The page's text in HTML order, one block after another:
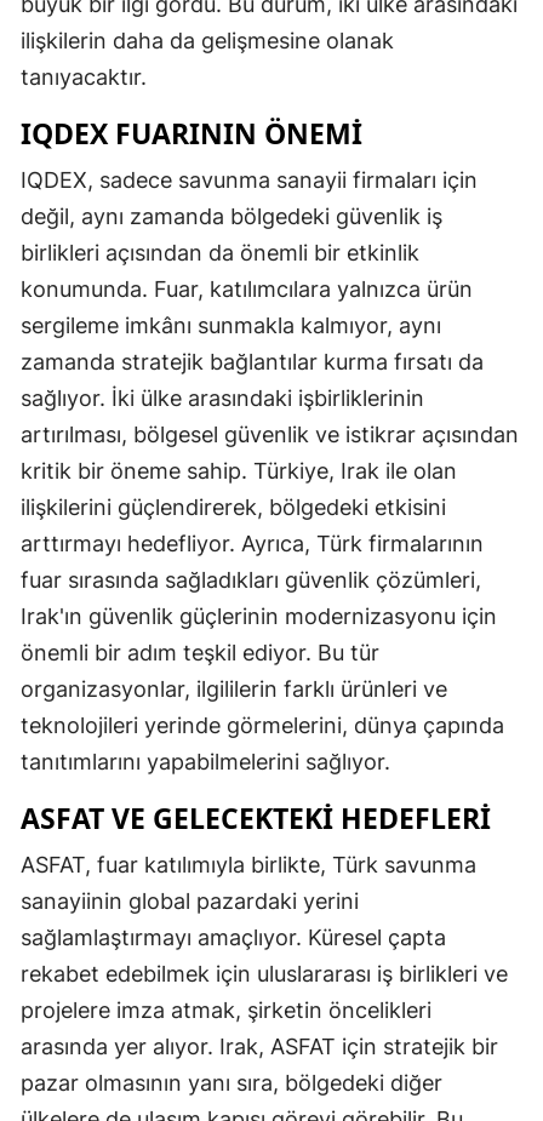
ilişkilerin daha da gelişmesine olanak
tanıyacaktır.
IQDEX FUARININ ÖNEMI
IQDEX, sadece savunma sanayii firmaları için
değil, aynı zamanda bölgedeki güvenlik iş
birlikleri açısından da önemli bir etkinlik
konumunda. Fuar, katılımcılara yalnızca ürün
sergileme imkânı sunmakla kalmıyor, aynı
zamanda stratejik bağlantılar kurma fırsatı da
sağlıyor. İki ülke arasındaki işbirliklerinin
artırılması, bölgesel güvenlik ve istikrar açısından
kritik bir öneme sahip. Türkiye, Irak ile olan
ilişkilerini güçlendirerek, bölgedeki etkisini
arttırmayı hedefliyor. Ayrıca, Türk firmalarının
fuar sırasında sağladıkları güvenlik çözümleri,
Irak'ın güvenlik güçlerinin modernizasyonu için
önemli bir adım teşkil ediyor. Bu tür
organizasyonlar, ilgililerin farklı ürünleri ve
teknolojileri yerinde görmelerini, dünya çapında
tanıtımlarını yapabilmelerini sağlıyor.
ASFAT VE GELECEKTEKI HEDEFLERI
ASFAT, fuar katılımıyla birlikte, Türk savunma
sanayiinin global pazardaki yerini
sağlamlaştırmayı amaçlıyor. Küresel çapta
rekabet edebilmek için uluslararası iş birlikleri ve
projelere imza atmak, şirketin öncelikleri
arasında yer alıyor. Irak, ASFAT için stratejik bir
pazar olmasının yanı sıra, bölgedeki diğer